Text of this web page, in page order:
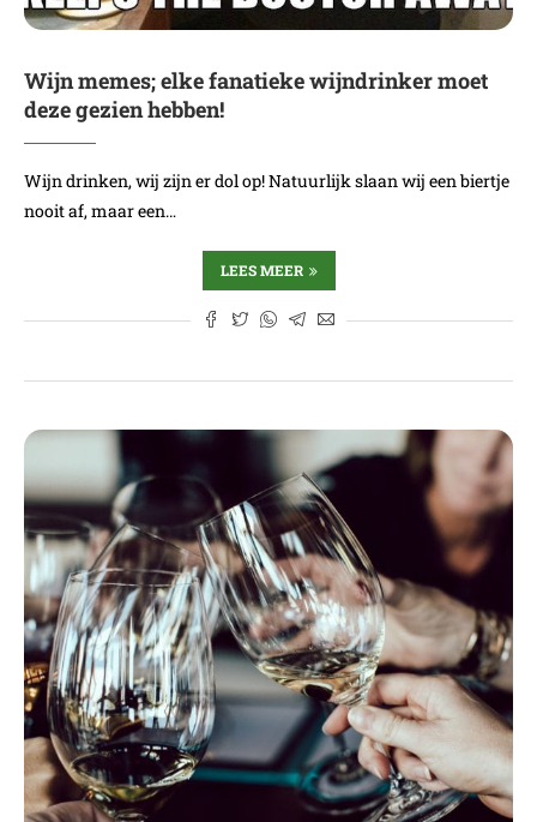
Wijn memes; elke fanatieke wijndrinker moet
deze gezien hebben!
Wijn drinken, wij zijn er dol op! Natuurlijk slaan wij een biertje
nooit af, maar een…
LEES MEER